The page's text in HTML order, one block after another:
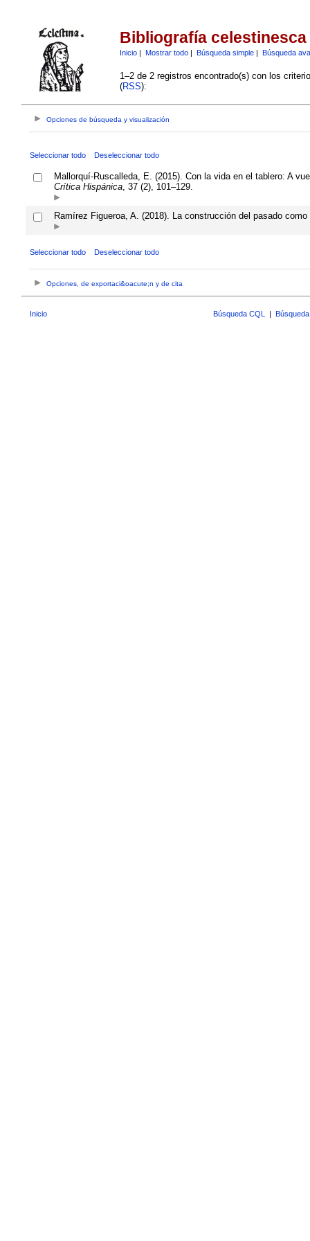
Bibliografía celestinesca
Inicio| Mostrar todo| Búsqueda simple| Búsqueda
1–2 de 2 registros encontrado(s) con los
(RSS):
Opciones de búsqueda y visualización
Seleccionar todo Deseleccionar todo
Mallorquí-Ruscalleda, E. (2015). Con la vida en el tablero: A
Crítica Hispánica, 37 (2), 101–129.
Ramírez Figueroa, A. (2018). La construcción del pasado
Seleccionar todo Deseleccionar todo
Opciones, de exportaci&oacute;n y de cita
Inicio Búsqueda CQL |